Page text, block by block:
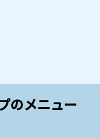
のメニュー